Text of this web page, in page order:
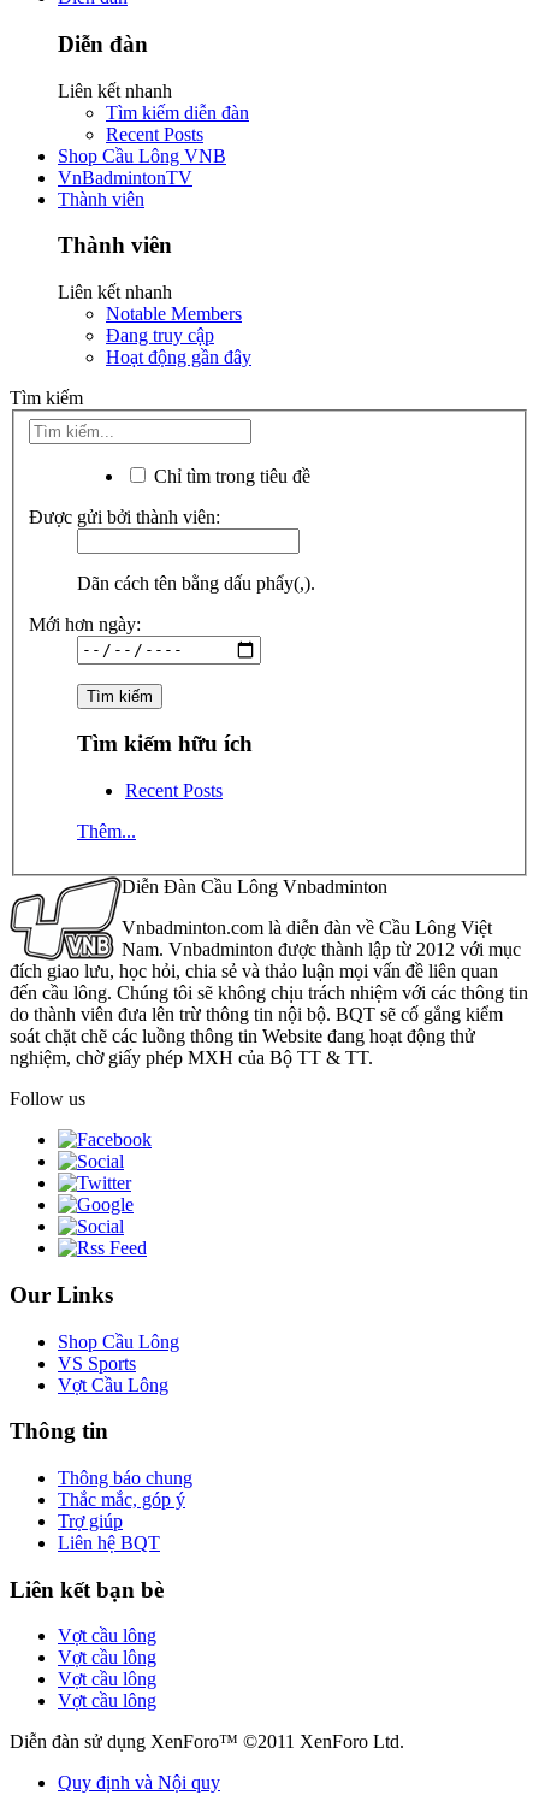
Diễn đàn
Liên kết nhanh
Tìm kiếm diễn đàn
Recent Posts
Shop Cầu Lông VNB
VnBadmintonTV
Thành viên
Thành viên
Liên kết nhanh
Notable Members
Đang truy cập
Hoạt động gần đây
Tìm kiếm
Chỉ tìm trong tiêu đề
Được gửi bởi thành viên:
Dãn cách tên bằng dấu phẩy(,).
Mới hơn ngày:
Tìm kiếm hữu ích
Recent Posts
Thêm...
Diễn Đàn Cầu Lông Vnbadminton
Vnbadminton.com là diễn đàn về Cầu Lông Việt
Nam. Vnbadminton được thành lập từ 2012 với mục
đích giao lưu, học hỏi, chia sẻ và thảo luận mọi vấn đề liên quan
đến cầu lông. Chúng tôi sẽ không chịu trách nhiệm với các thông tin
do thành viên đưa lên trừ thông tin nội bộ. BQT sẽ cố gắng kiểm
soát chặt chẽ các luồng thông tin Website đang hoạt động thử
nghiệm, chờ giấy phép MXH của Bộ TT & TT.
Follow us
Our Links
Shop Cầu Lông
VS Sports
Vợt Cầu Lông
Thông tin
Thông báo chung
Thắc mắc, góp ý
Trợ giúp
Liên hệ BQT
Liên kết bạn bè
Vợt cầu lông
Vợt cầu lông
Vợt cầu lông
Vợt cầu lông
Diễn đàn sử dụng XenForo™ ©2011 XenForo Ltd.
Quy định và Nội quy